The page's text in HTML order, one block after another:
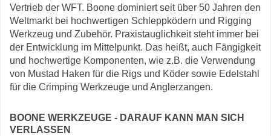
Vertrieb der WFT. Boone dominiert seit über 50 Jahren den
Weltmarkt bei hochwertigen Schleppködern und Rigging
Werkzeug und Zubehör. Praxistauglichkeit steht immer bei
der Entwicklung im Mittelpunkt. Das heißt, auch Fängigkeit
und hochwertige Komponenten, wie z.B. die Verwendung
von Mustad Haken für die Rigs und Köder sowie Edelstahl
für die Crimping Werkzeuge und Anglerzangen.
BOONE WERKZEUGE - DARAUF KANN MAN SICH
VERLASSEN